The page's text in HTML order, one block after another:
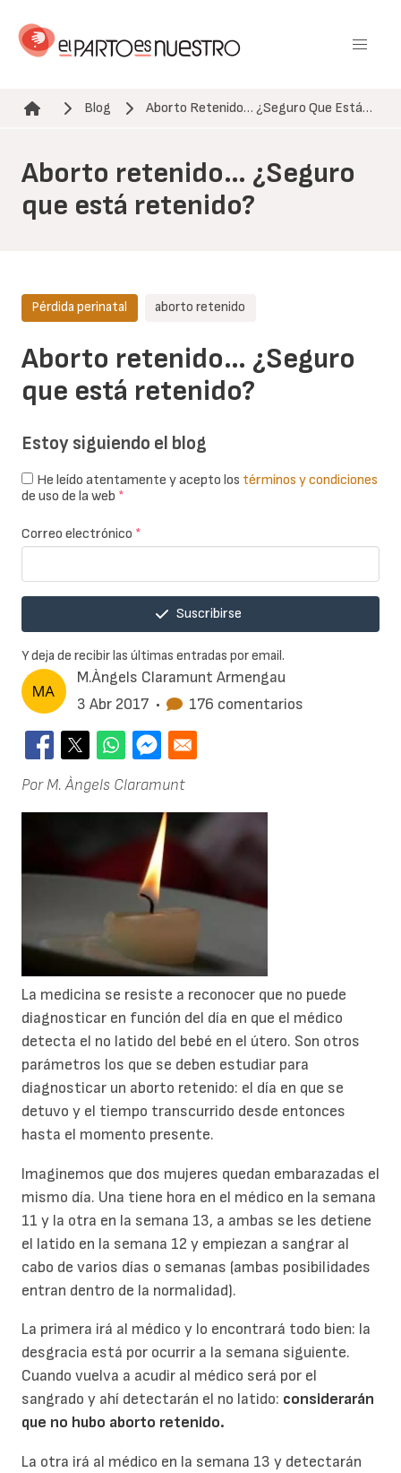
contenido
Ruta de navegación
Blog Aborto Retenido… ¿Seguro Que Está…
Aborto retenido… ¿Seguro
que está retenido?
M.Àngels Claramunt Armengau
3 Abr 2017 • 176 comentarios
Aborto retenido… ¿Seguro
que está retenido?
Pérdida perinatal aborto retenido
Por M. Àngels Claramunt
La medicina se resiste a reconocer que no puede
diagnosticar en función del día en que el médico
detecta el no latido del bebé en el útero. Son otros
parámetros los que se deben estudiar para
diagnosticar un aborto retenido: el día en que se
detuvo y el tiempo transcurrido desde entonces
hasta el momento presente.
Imaginemos que dos mujeres quedan embarazadas el
mismo día. Una tiene hora en el médico en la semana
11 y la otra en la semana 13, a ambas se les detiene
el latido en la semana 12 y empiezan a sangrar al
cabo de varios días o semanas (ambas posibilidades
entran dentro de la normalidad).
La primera irá al médico y lo encontrará todo bien: la
desgracia está por ocurrir a la semana siguiente.
Cuando vuelva a acudir al médico será por el
sangrado y ahí detectarán el no latido: considerarán
que no hubo aborto retenido.
La otra irá al médico en la semana 13 y detectarán
Estoy siguiendo el blog
He leído atentamente y acepto los términos y condiciones
de uso de la web *
Correo electrónico *
Suscribirse
Y deja de recibir las últimas entradas por email.